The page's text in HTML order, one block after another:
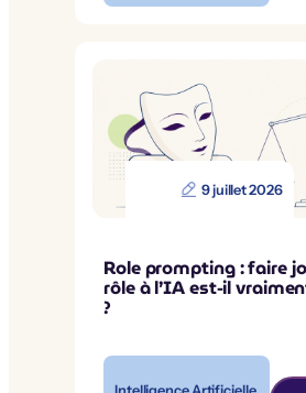
9 juillet 2026
Role prompting : faire
rôle à l’IA est-il
?